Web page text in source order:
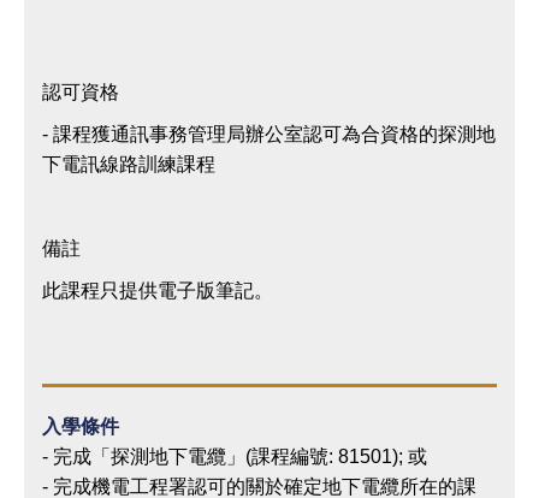
認可資格
- 課程獲通訊事務管理局辦公室認可為合資格的探測地
下電訊線路訓練課程
備註
此課程只提供電子版筆記。
入學條件
- 完成「探測地下電纜」(課程編號: 81501); 或
- 完成機電工程署認可的關於確定地下電纜所在的課